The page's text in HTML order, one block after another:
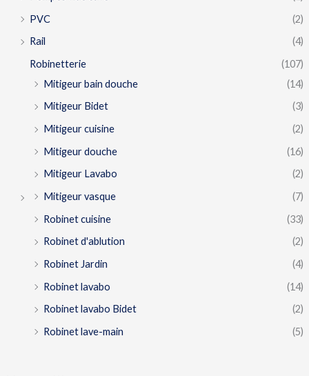
PVC
(2)
Rail
(4)
Robinetterie
(107)
Mitigeur bain douche
(14)
Mitigeur Bidet
(3)
Mitigeur cuisine
(2)
Mitigeur douche
(16)
Mitigeur Lavabo
(2)
Mitigeur vasque
(7)
Robinet cuisine
(33)
Robinet d'ablution
(2)
Robinet Jardin
(4)
Robinet lavabo
(14)
Robinet lavabo Bidet
(2)
Robinet lave-main
(5)